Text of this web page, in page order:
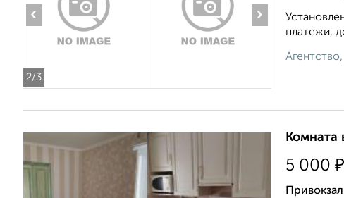
2/3
‹ ›
платежи,
Комната
5 000 ₽